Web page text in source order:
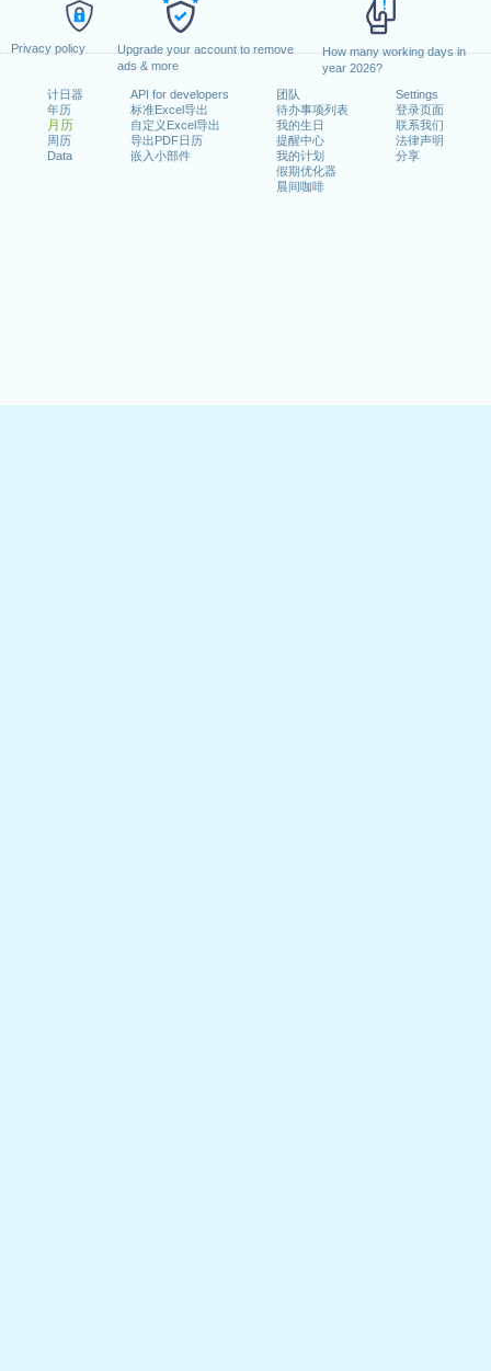
Privacy policy
Upgrade your account to remove
ads & more
How many working days in
year 2026?
计日器
年历
月历
周历
Data
API for developers
标准Excel导出
自定义Excel导出
导出PDF日历
嵌入小部件
团队
待办事项列表
我的生日
提醒中心
我的计划
假期优化器
晨间咖啡
Settings
登录页面
联系我们
法律声明
分享